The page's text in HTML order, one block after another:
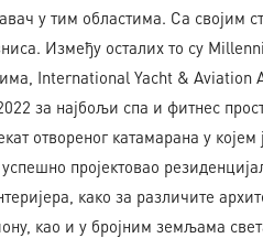
у тим областима. Са својим
Између осталих то су
International Yacht & Aviation
за најбољи спа и фитнес
отвореног катамарана у којем
пројектовао
како за различите
као и у бројним земљама